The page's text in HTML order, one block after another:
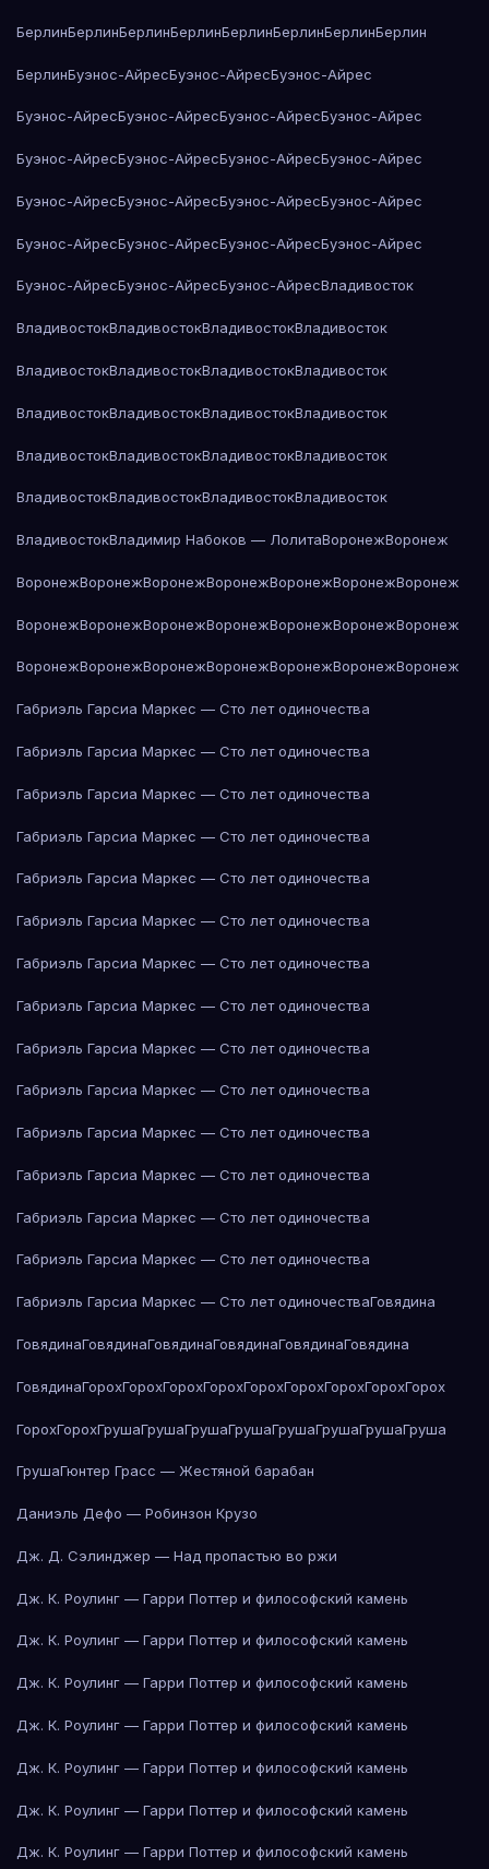
БерлинБерлинБерлинБерлинБерлинБерлинБерлинБерлин
БерлинБуэнос-АйресБуэнос-АйресБуэнос-Айрес
Буэнос-АйресБуэнос-АйресБуэнос-АйресБуэнос-Айрес
Буэнос-АйресБуэнос-АйресБуэнос-АйресБуэнос-Айрес
Буэнос-АйресБуэнос-АйресБуэнос-АйресБуэнос-Айрес
Буэнос-АйресБуэнос-АйресБуэнос-АйресБуэнос-Айрес
Буэнос-АйресБуэнос-АйресБуэнос-АйресВладивосток
ВладивостокВладивостокВладивостокВладивосток
ВладивостокВладивостокВладивостокВладивосток
ВладивостокВладивостокВладивостокВладивосток
ВладивостокВладивостокВладивостокВладивосток
ВладивостокВладивостокВладивостокВладивосток
ВладивостокВладимир Набоков — ЛолитаВоронежВоронеж
ВоронежВоронежВоронежВоронежВоронежВоронежВоронеж
ВоронежВоронежВоронежВоронежВоронежВоронежВоронеж
ВоронежВоронежВоронежВоронежВоронежВоронежВоронеж
Габриэль Гарсиа Маркес — Сто лет одиночества
Габриэль Гарсиа Маркес — Сто лет одиночества
Габриэль Гарсиа Маркес — Сто лет одиночества
Габриэль Гарсиа Маркес — Сто лет одиночества
Габриэль Гарсиа Маркес — Сто лет одиночества
Габриэль Гарсиа Маркес — Сто лет одиночества
Габриэль Гарсиа Маркес — Сто лет одиночества
Габриэль Гарсиа Маркес — Сто лет одиночества
Габриэль Гарсиа Маркес — Сто лет одиночества
Габриэль Гарсиа Маркес — Сто лет одиночества
Габриэль Гарсиа Маркес — Сто лет одиночества
Габриэль Гарсиа Маркес — Сто лет одиночества
Габриэль Гарсиа Маркес — Сто лет одиночества
Габриэль Гарсиа Маркес — Сто лет одиночества
Габриэль Гарсиа Маркес — Сто лет одиночестваГовядина
ГовядинаГовядинаГовядинаГовядинаГовядинаГовядина
ГовядинаГорохГорохГорохГорохГорохГорохГорохГорохГорох
ГорохГорохГрушаГрушаГрушаГрушаГрушаГрушаГрушаГруша
ГрушаГюнтер Грасс — Жестяной барабан
Даниэль Дефо — Робинзон Крузо
Дж. Д. Сэлинджер — Над пропастью во ржи
Дж. К. Роулинг — Гарри Поттер и философский камень
Дж. К. Роулинг — Гарри Поттер и философский камень
Дж. К. Роулинг — Гарри Поттер и философский камень
Дж. К. Роулинг — Гарри Поттер и философский камень
Дж. К. Роулинг — Гарри Поттер и философский камень
Дж. К. Роулинг — Гарри Поттер и философский камень
Дж. К. Роулинг — Гарри Поттер и философский камень